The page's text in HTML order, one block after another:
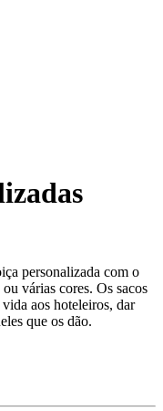
personalizada com o
várias cores. Os sacos
aos hoteleiros, dar
que os dão.